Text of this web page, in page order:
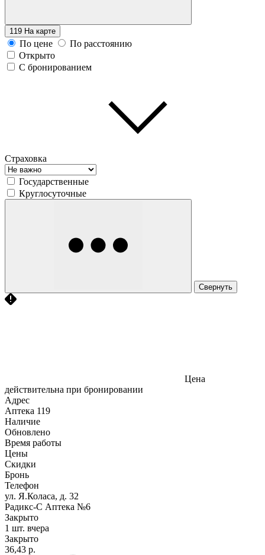
119 На карте
По цене
По расстоянию
Открыто
С бронированием
Страховка
Государственные
Круглосуточные
Свернуть
Цена
действительна при бронировании
Адрес
Аптека 119
Наличие
Обновлено
Время работы
Цены
Скидки
Бронь
Телефон
ул. Я.Коласа, д. 32
Радикс-С Аптека №6
Закрыто
1 шт. вчера
Закрыто
36,43 р.